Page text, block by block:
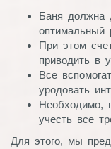
Баня должна
оптимальный
При этом
приводить в
Все
уродовать
Необходимо,
учесть все
Для этого, мы